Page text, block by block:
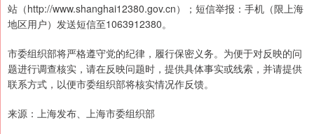
站（http://www.shanghai12380.gov.cn）；短信举报：手机（限上海
地区用户）发送短信至1063912380。
市委组织部将严格遵守党的纪律，履行保密义务。为便于对反映的问
题进行调查核实，请在反映问题时，提供具体事实或线索，并请提供
联系方式，以便市委组织部将核实情况作反馈。
来源：上海发布、上海市委组织部